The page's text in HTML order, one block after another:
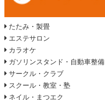
たたみ・製畳
エステサロン
カラオケ
ガソリンスタンド・自動車整備
サークル・クラブ
スクール・教室・塾
ネイル・まつエク